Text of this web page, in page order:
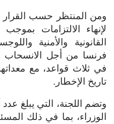
ومن المنتظر حسب القرار
لإنهاء الالتزامات بموجب
القانونية والأمنية
فرنسا من أجل الانسحاب
في ثلاث قواعد، مع
تاريخ الإخطار.
الوزراء، بما في ذلك